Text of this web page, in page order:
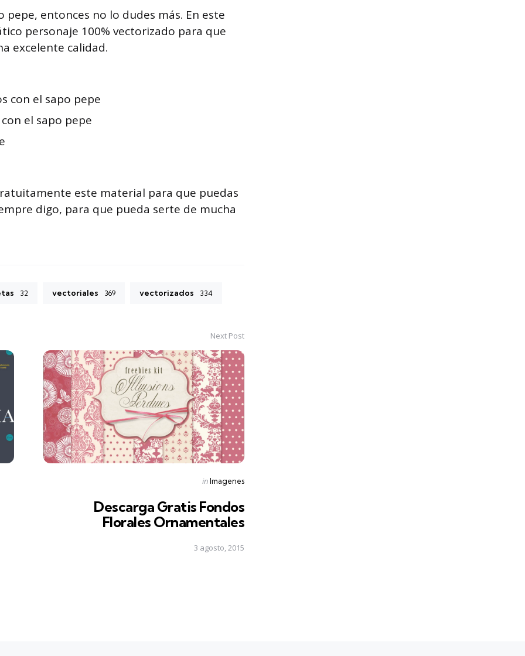
pepe, entonces no lo dudes más. En este
personaje 100% vectorizado para que
excelente calidad.
con el sapo pepe
el sapo pepe
este material para que puedas
digo, para que pueda serte de mucha
32 vectoriales 369 vectorizados 334
Next Post
Posted
inImagenes
Descarga Gratis Fondos
Florales Ornamentales
3 agosto, 2015